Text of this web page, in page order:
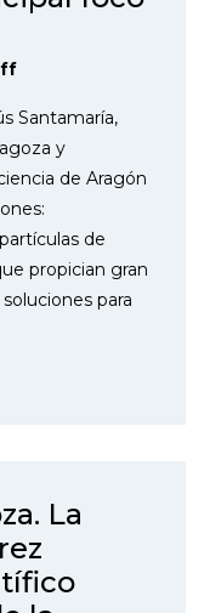
Santamaría,
y
de Aragón
de
propician gran
para
La